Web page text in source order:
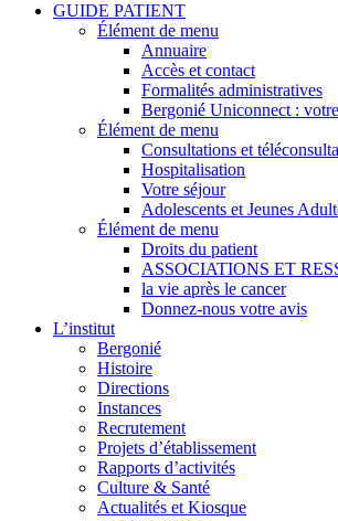
GUIDE PATIENT
Élément de menu
Annuaire
Accès et contact
Formalités administratives
Bergonié Uniconnect :
Élément de menu
Consultations et
Hospitalisation
Votre séjour
Adolescents et Jeunes
Élément de menu
Droits du patient
ASSOCIATIONS ET
la vie après le cancer
Donnez-nous votre avis
L’institut
Bergonié
Histoire
Directions
Instances
Recrutement
Projets d’établissement
Rapports d’activités
Culture & Santé
Actualités et Kiosque